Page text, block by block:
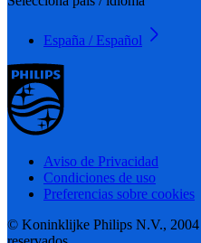
España / Español
Aviso de Privacidad
Condiciones de uso
Preferencias sobre cookies
© Koninklijke Philips N.V., 2004